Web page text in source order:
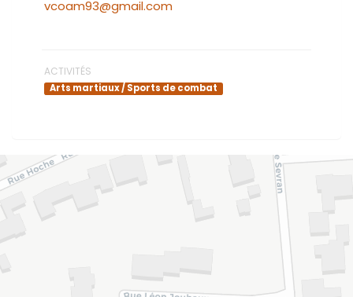
vcoam93@gmail.com
ACTIVITÉS
Arts martiaux / Sports de combat